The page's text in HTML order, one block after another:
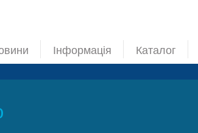
Інформація Каталог